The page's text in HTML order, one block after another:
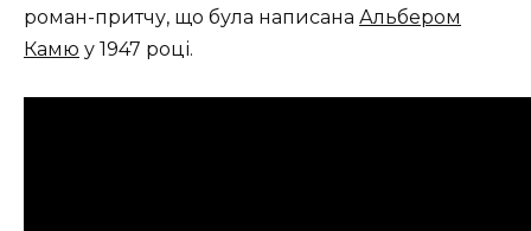
роман-притчу, що була написана Альбером
Камю у 1947 році.